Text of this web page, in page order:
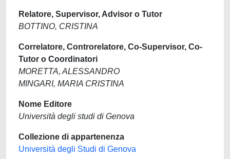
Relatore, Supervisor, Advisor o Tutor
BOTTINO, CRISTINA
Correlatore, Controrelatore, Co-Supervisor, Co-
Tutor o Coordinatori
MORETTA, ALESSANDRO
MINGARI, MARIA CRISTINA
Nome Editore
Università degli studi di Genova
Collezione di appartenenza
Università degli Studi di Genova